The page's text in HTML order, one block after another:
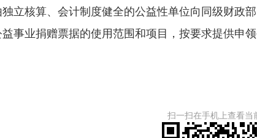
核算、会计制度健全的公益性单位向同级财政
事业捐赠票据的使用范围和项目，按要求提供申
扫一扫在手机上查看当